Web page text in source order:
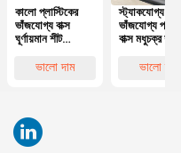
কালো প্লাস্টিকের
ভাঁজযোগ্য বাক্স
ঘূর্ণায়মান শীট
কনটেইনারভালো দাম
স্ট্যাকযোগ্য
ভাঁজযোগ্য
বাক্স মধুচক্র শীট
ভালো দাম